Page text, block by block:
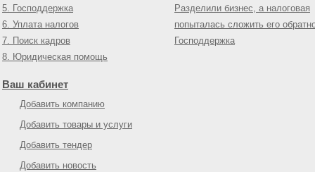
5. Господдержка
6. Уплата налогов
7. Поиск кадров
8. Юридическая помощь
Разделили бизнес, а налоговая
попыталась сложить его
Господдержка
Ваш кабинет
Добавить компанию
Добавить товары и услуги
Добавить тендер
Добавить новость